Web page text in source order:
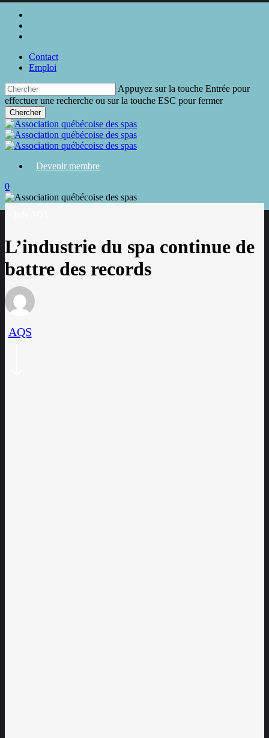
Skip
main
Contact
Emploi
Appuyez sur la touche Entrée pour
effectuer une recherche ou sur la touche ESC pour fermer
Chercher
Close
Search
Devenir membre
search
0
Menu
L’industrie du spa continue de
battre des records
AQS